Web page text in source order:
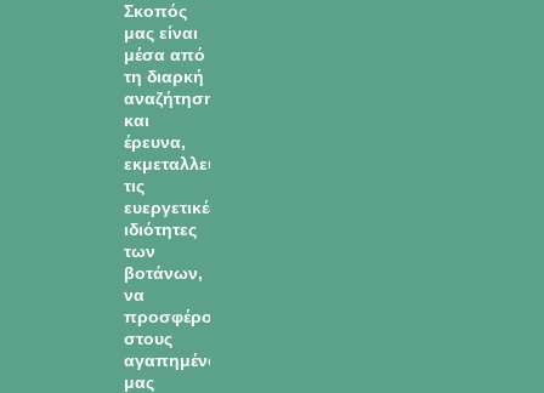
Σκοπός
μας είναι
μέσα από
τη διαρκή
αναζήτηση
και
έρευνα,
εκμεταλλευόμενοι
τις
ευεργετικές
ιδιότητες
των
βοτάνων,
να
προσφέρουμε
στους
αγαπημένους
μας